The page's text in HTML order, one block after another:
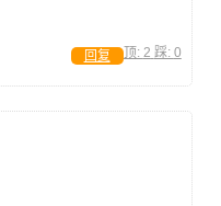
顶: 2 踩: 0
回复